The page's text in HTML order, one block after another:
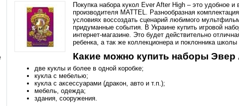
Покупка набора кукол Ever After High – это удобное
производителя MATTEL. Разнообразная
условиях воссоздать сценарий любимого
придуманные события. В Украине купить игровой
интернет-магазине. Это будет действительно
ребенка, а так же коллекционера и поклонника
Какие можно купить наборы
две куклы и более в одной коробке;
кукла с мебелью;
кукла с аксессуарами (дракон, авто и т.п.);
мебель, одежда;
здания, сооружения.